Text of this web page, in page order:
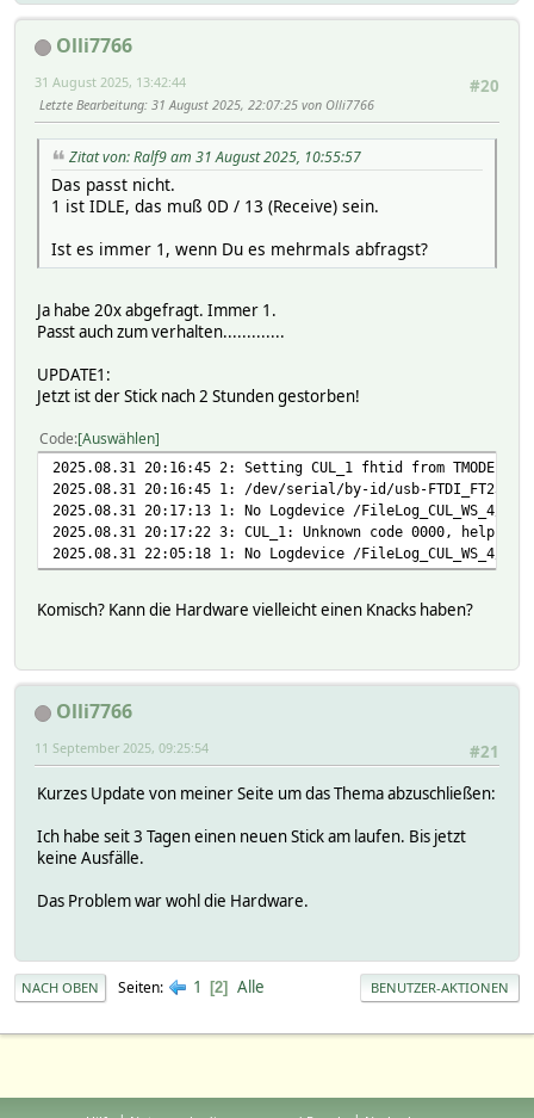
Olli7766
#20
31 August 2025, 13:42:44
Letzte Bearbeitung: 31 August 2025, 22:07:25 von Olli7766
Zitat von: Ralf9 am 31 August 2025, 10:55:57
Das passt nicht.
1 ist IDLE, das muß 0D / 13 (Receive) sein.
Ist es immer 1, wenn Du es mehrmals abfragst?
Ja habe 20x abgefragt. Immer 1.
Passt auch zum verhalten.............
UPDATE1:
Jetzt ist der Stick nach 2 Stunden gestorben!
Code Auswählen
2025.08.31 20:16:45 2: Setting CUL_1 fhtid from TMODE to
2025.08.31 20:16:45 1: /dev/serial/by-id/usb-
2025.08.31 20:17:13 1: No Logdevice /FileLog_CUL_WS_4/
2025.08.31 20:17:22 3: CUL_1: Unknown code 0000, help me!
2025.08.31 22:05:18 1: No Logdevice /FileLog_CUL_WS_4/
Komisch? Kann die Hardware vielleicht einen Knacks haben?
Olli7766
#21
11 September 2025, 09:25:54
Kurzes Update von meiner Seite um das Thema abzuschließen:
Ich habe seit 3 Tagen einen neuen Stick am laufen. Bis jetzt
keine Ausfälle.
Das Problem war wohl die Hardware.
NACH OBEN Seiten 1 2 Alle BENUTZER-AKTIONEN